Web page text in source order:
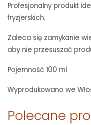
Profesjonalny produkt
fryzjerskich.
Zaleca się zamykanie
aby nie przesuszać
Pojemność 100 ml
Wyprodukowano we
Polecane